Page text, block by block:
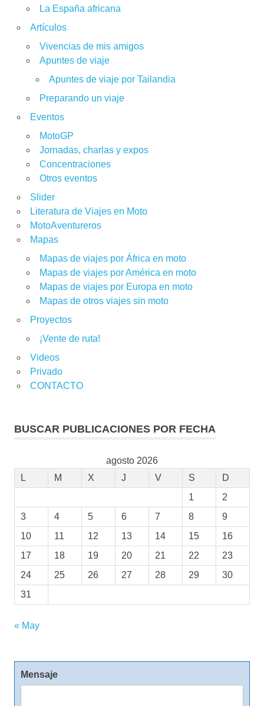
La España africana
Artículos
Vivencias de mis amigos
Apuntes de viaje
Apuntes de viaje por Tailandia
Preparando un viaje
Eventos
MotoGP
Jornadas, charlas y expos
Concentraciones
Otros eventos
Slider
Literatura de Viajes en Moto
MotoAventureros
Mapas
Mapas de viajes por África en moto
Mapas de viajes por América en moto
Mapas de viajes por Europa en moto
Mapas de otros viajes sin moto
Proyectos
¡Vente de ruta!
Videos
Privado
CONTACTO
BUSCAR PUBLICACIONES POR FECHA
agosto 2026
L
M X J V S
D
1
2
3
4 5 6 7 8
9
10
11 12 13 14 15
16
17
18 19 20 21 22
23
24
25 26 27 28 29
30
31
« May
Mensaje